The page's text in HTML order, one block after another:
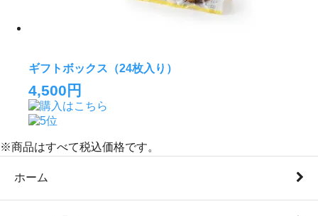
ギフトボックス（24枚入り）
4,500円
※商品はすべて税込価格です。
ホーム